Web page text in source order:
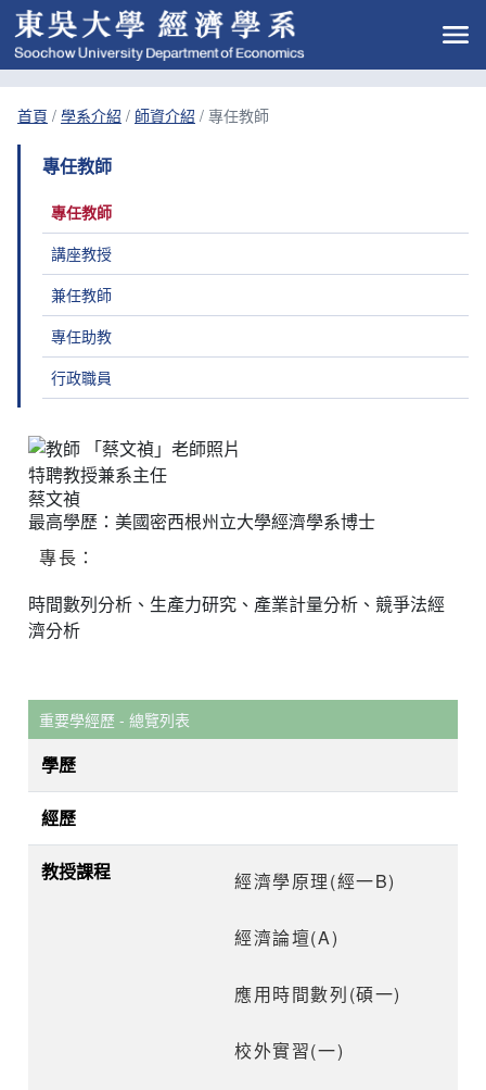
首頁 / 學系介紹 / 師資介紹 / 專任教師
專任教師
專任教師
講座教授
兼任教師
專任助教
行政職員
特聘教授兼系主任
蔡文禎
最高學歷：美國密西根州立大學經濟學系博士
專長：
時間數列分析、生產力研究、產業計量分析、競爭法經
濟分析
重要學經歷 - 總覽列表
學歷
經歷
教授課程 經濟學原理(經一B)
經濟論壇(A)
應用時間數列(碩一)
校外實習(一)